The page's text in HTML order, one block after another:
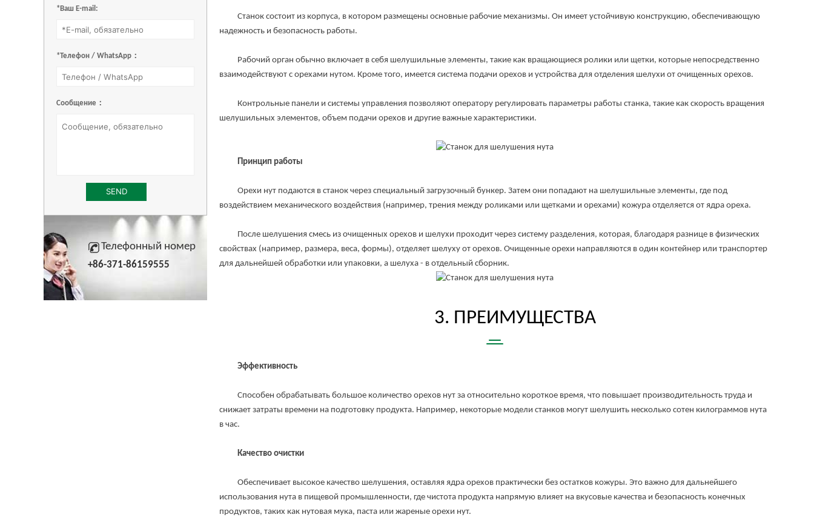
Станок состоит из корпуса, в котором размещены основные рабочие механизмы. Он имеет устойчивую конструкцию, обеспечивающую
надежность и безопасность работы.
Рабочий орган обычно включает в себя шелушильные элементы, такие как вращающиеся ролики или щетки, которые непосредственно
взаимодействуют с орехами нутом. Кроме того, имеется система подачи орехов и устройства для отделения шелухи от очищенных орехов.
Контрольные панели и системы управления позволяют оператору регулировать параметры работы станка, такие как скорость вращения
шелушильных элементов, объем подачи орехов и другие важные характеристики.
Принцип работы
Орехи нут подаются в станок через специальный загрузочный бункер. Затем они попадают на шелушильные элементы, где под
воздействием механического воздействия (например, трения между роликами или щетками и орехами) кожура отделяется от ядра ореха.
После шелушения смесь из очищенных орехов и шелухи проходит через систему разделения, которая, благодаря разнице в физических
свойствах (например, размера, веса, формы), отделяет шелуху от орехов. Очищенные орехи направляются в один контейнер или транспортер
для дальнейшей обработки или упаковки, а шелуха - в отдельный сборник.
3. ПРЕИМУЩЕСТВА
Эффективность
Способен обрабатывать большое количество орехов нут за относительно короткое время, что повышает производительность труда и
снижает затраты времени на подготовку продукта. Например, некоторые модели станков могут шелушить несколько сотен килограммов нута
в час.
Качество очистки
Обеспечивает высокое качество шелушения, оставляя ядра орехов практически без остатков кожуры. Это важно для дальнейшего
использования нута в пищевой промышленности, где чистота продукта напрямую влияет на вкусовые качества и безопасность конечных
продуктов, таких как нутовая мука, паста или жареные орехи нут.
*Ваш E-mail:
*Телефон / WhatsApp：
Сообщение：
Телефонный номер
+86-371-86159555